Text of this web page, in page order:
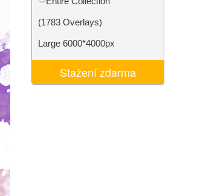
(1783 Overlays)
Large 6000*4000px
Stažení zdarma